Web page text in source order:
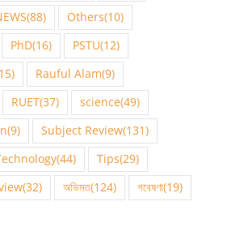
(88) Others(10)
PhD(16) PSTU(12)
Rauful Alam(9)
RUET(37) science(49)
(9) Subject Review(131)
(44) Tips(29)
(32) অভিমত(124) গবেষণা(19)